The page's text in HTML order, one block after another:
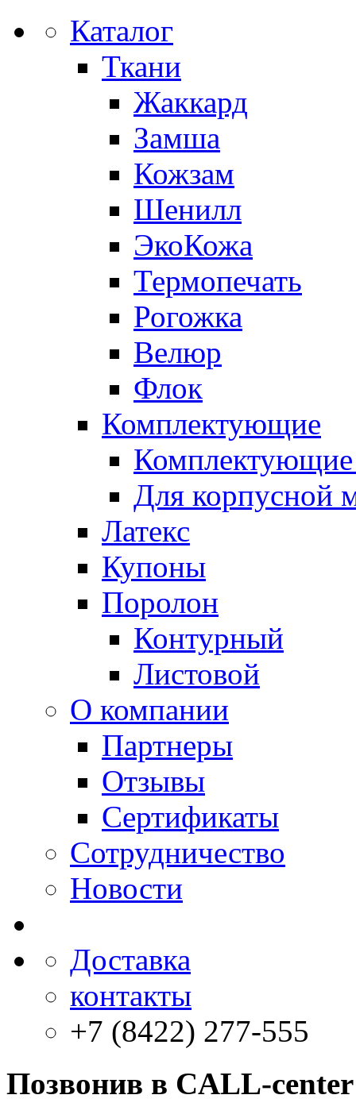
Каталог
Ткани
Жаккард
Замша
Кожзам
Шенилл
ЭкоКожа
Термопечать
Рогожка
Велюр
Флок
Комплектующие
Комплектующие
Для корпусной
Латекс
Купоны
Поролон
Контурный
Листовой
О компании
Партнеры
Отзывы
Сертификаты
Сотрудничество
Новости
Доставка
контакты
+7 (8422) 277-555
Позвонив в CALL-